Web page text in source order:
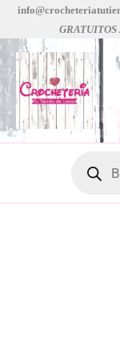
contenido
GRATUITOS
productos
de
protector
addi
cantidad